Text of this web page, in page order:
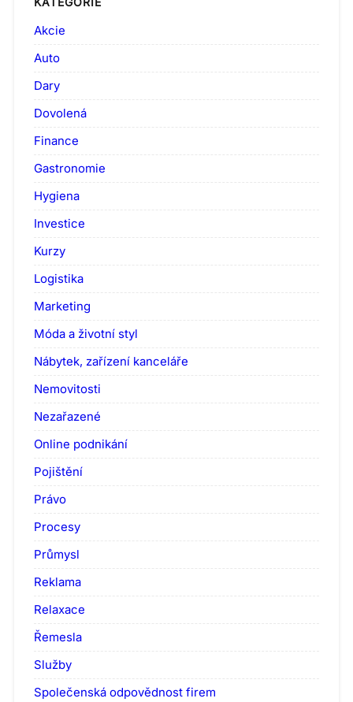
Akcie
Auto
Dary
Dovolená
Finance
Gastronomie
Hygiena
Investice
Kurzy
Logistika
Marketing
Móda a životní styl
Nábytek, zařízení kanceláře
Nemovitosti
Nezařazené
Online podnikání
Pojištění
Právo
Procesy
Průmysl
Reklama
Relaxace
Řemesla
Služby
Společenská odpovědnost firem